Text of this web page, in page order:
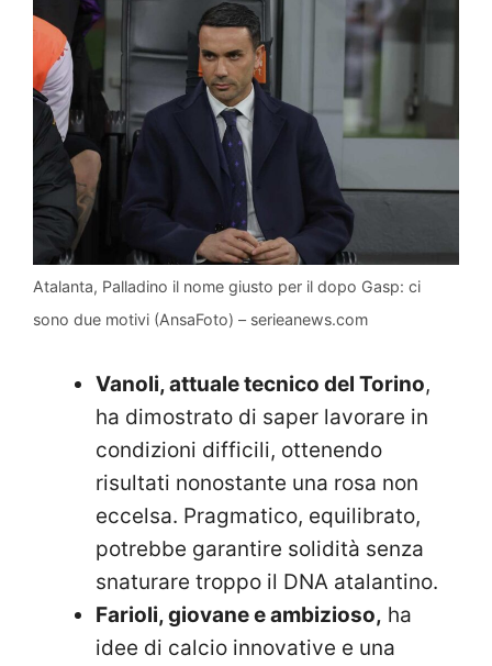
Atalanta, Palladino il nome giusto per il dopo Gasp: ci
sono due motivi (AnsaFoto) – serieanews.com
Vanoli, attuale tecnico del Torino,
ha dimostrato di saper lavorare in
condizioni difficili, ottenendo
risultati nonostante una rosa non
eccelsa. Pragmatico, equilibrato,
potrebbe garantire solidità senza
snaturare troppo il DNA atalantino.
Farioli, giovane e ambizioso, ha
idee di calcio innovative e una